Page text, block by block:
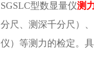
SGSLC型数显量仪测
分尺、测深千分尺）
仪）等测力的检定。